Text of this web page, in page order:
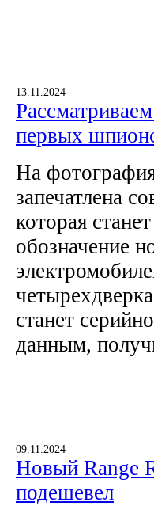
13.11.2024
первых
На
запечатлена
которая
обозначение
станет
данным,
09.11.2024
Новый Range
подешевел